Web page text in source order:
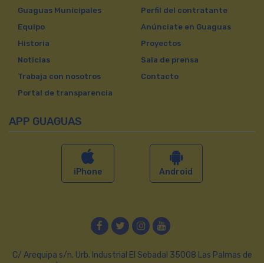
Guaguas Municipales
Equipo
Historia
Noticias
Trabaja con nosotros
Portal de transparencia
Perfil del contratante
Anúnciate en Guaguas
Proyectos
Sala de prensa
Contacto
APP GUAGUAS
iPhone Android
FacebookTwitterInstagram
YouTube
C/ Arequipa s/n. Urb. Industrial El Sebadal 35008 Las Palmas de